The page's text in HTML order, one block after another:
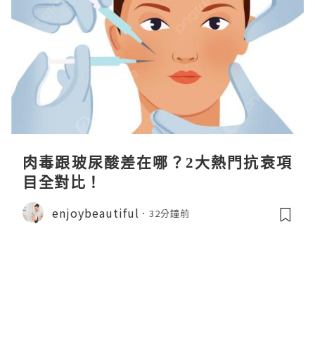
肉毒跟玻尿酸差在哪？2大熱門抗衰項
目全對比！
enjoybeautiful 32分鐘前